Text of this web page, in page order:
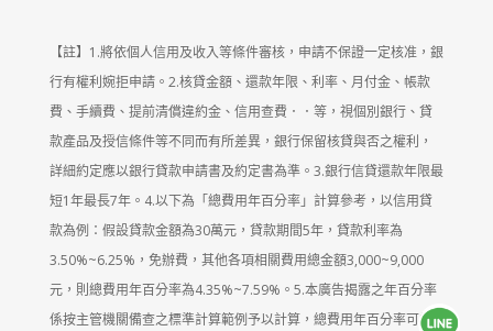
【註】1.將依個人信用及收入等條件審核，申請不保證一定核准，銀
行有權利婉拒申請。2.核貸金額、還款年限、利率、月付金、帳款
費、手續費、提前清償違約金、信用查費．．等，視個別銀行、貸
款產品及授信條件等不同而有所差異，銀行保留核貸與否之權利，
詳細約定應以銀行貸款申請書及約定書為準。3.銀行信貸還款年限最
短1年最長7年。4.以下為「總費用年百分率」計算參考，以信用貸
款為例：假設貸款金額為30萬元，貸款期間5年，貸款利率為
3.50%~6.25%，免辦費，其他各項相關費用總金額3,000~9,000
元，則總費用年百分率為4.35%~7.59%。5.本廣告揭露之年百分率
係按主管機關備查之標準計算範例予以計算，總費用年百分率可能